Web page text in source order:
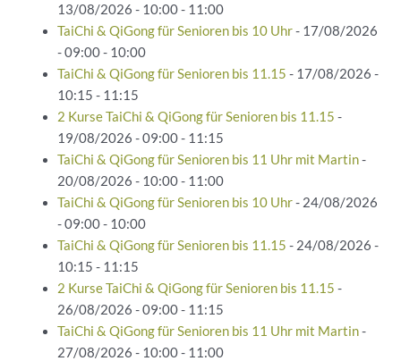
13/08/2026 - 10:00 - 11:00
TaiChi & QiGong für Senioren bis 10 Uhr- 17/08/2026
- 09:00 - 10:00
TaiChi & QiGong für Senioren bis 11.15 - 17/08/2026 -
10:15 - 11:15
2 Kurse TaiChi & QiGong für Senioren bis 11.15 -
19/08/2026 - 09:00 - 11:15
TaiChi & QiGong für Senioren bis 11 Uhr mit Martin-
20/08/2026 - 10:00 - 11:00
TaiChi & QiGong für Senioren bis 10 Uhr- 24/08/2026
- 09:00 - 10:00
TaiChi & QiGong für Senioren bis 11.15 - 24/08/2026 -
10:15 - 11:15
2 Kurse TaiChi & QiGong für Senioren bis 11.15 -
26/08/2026 - 09:00 - 11:15
TaiChi & QiGong für Senioren bis 11 Uhr mit Martin-
27/08/2026 - 10:00 - 11:00